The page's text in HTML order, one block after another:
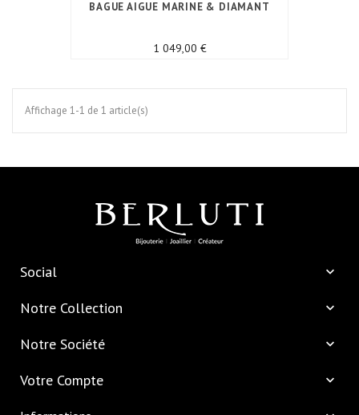
BAGUE AIGUE MARINE & DIAMANT
1 049,00 €Prix
Affichage 1-1 de 1 article(s)
Social 
Notre Collection 
Notre Société 
Votre Compte 